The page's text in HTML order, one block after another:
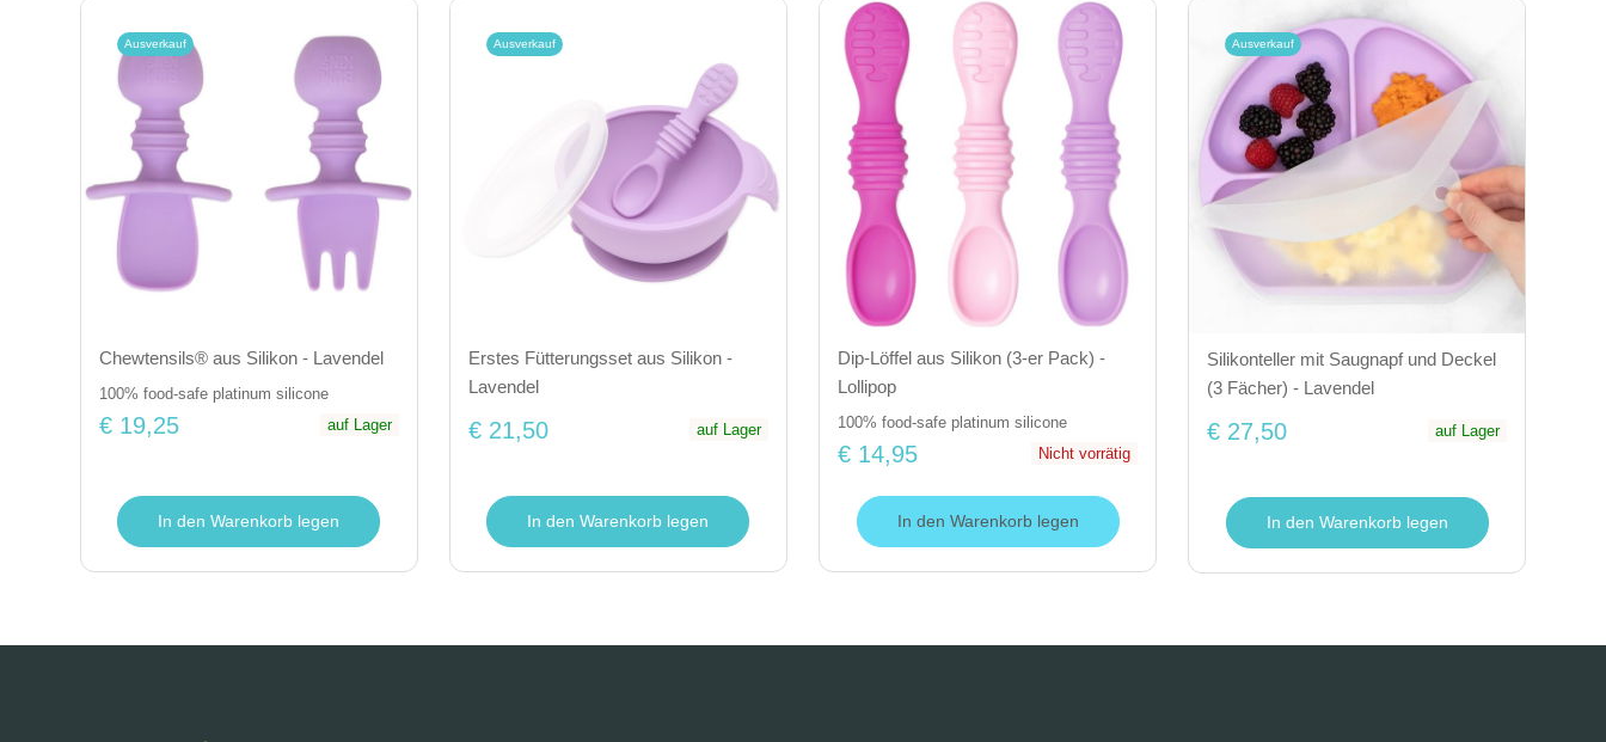
Ausverkauf
Chewtensils® aus Silikon - Lavendel
100% food-safe platinum silicone
€ 19,25 auf Lager
In den Warenkorb legen
Ausverkauf
Erstes Fütterungsset aus Silikon -
Lavendel
€ 21,50 auf Lager
In den Warenkorb legen
Dip-Löffel aus Silikon (3-er Pack) -
Lollipop
100% food-safe platinum silicone
€ 14,95 Nicht vorrätig
In den Warenkorb legen
Ausverkauf
Silikonteller mit Saugnapf und Deckel
(3 Fächer) - Lavendel
€ 27,50 auf Lager
In den Warenkorb legen